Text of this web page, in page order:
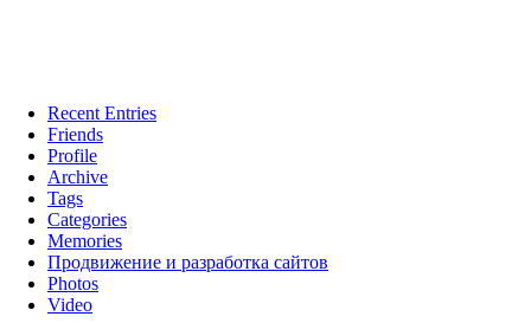
Recent Entries
Friends
Profile
Archive
Tags
Categories
Memories
Продвижение и разработка сайтов
Photos
Video